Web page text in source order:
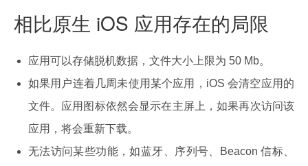
相比原生 iOS 应用存在的局限
应用可以存储脱机数据，文件大小上限为 50 Mb。
如果用户连着几周未使用某个应用，iOS 会清空应用的
文件。应用图标依然会显示在主屏上，如果再次访问该
应用，将会重新下载。
无法访问某些功能，如蓝牙、序列号、Beacon 信标、